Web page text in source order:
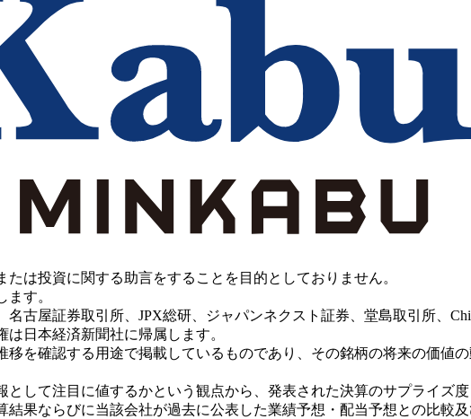
は投資に関する助言をすることを目的としておりません。
す。
古屋証券取引所、JPX総研、ジャパンネクスト証券、堂島取引所、
日本経済新聞社に帰属します。
を確認する用途で掲載しているものであり、その銘柄の将来の価値
して注目に値するかという観点から、発表された決算のサプライズ
果ならびに当該会社が過去に公表した業績予想・配当予想との比較